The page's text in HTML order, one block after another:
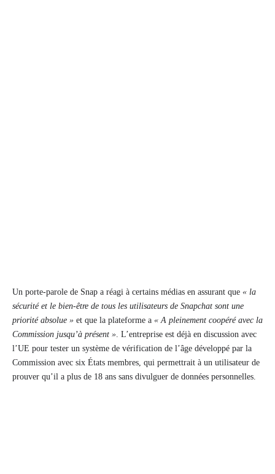
Un porte-parole de Snap a réagi à certains médias en assurant que « la
sécurité et le bien-être de tous les utilisateurs de Snapchat sont une
priorité absolue » et que la plateforme a « A pleinement coopéré avec la
Commission jusqu’à présent » . L’entreprise est déjà en discussion avec
l’UE pour tester un système de vérification de l’âge développé par la
Commission avec six États membres, qui permettrait à un utilisateur de
prouver qu’il a plus de 18 ans sans divulguer de données personnelles.